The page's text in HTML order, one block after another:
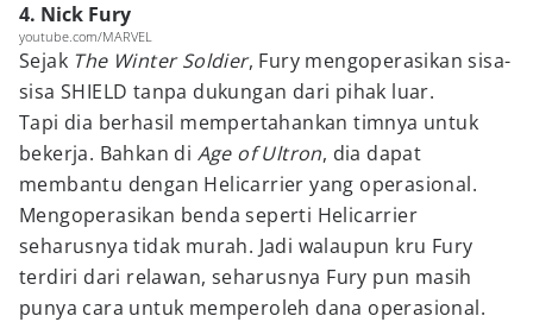
4. Nick Fury
youtube.com/MARVEL
Sejak The Winter Soldier, Fury mengoperasikan sisa-
sisa SHIELD tanpa dukungan dari pihak luar.
Tapi dia berhasil mempertahankan timnya untuk
bekerja. Bahkan di Age of Ultron, dia dapat
membantu dengan Helicarrier yang operasional.
Mengoperasikan benda seperti Helicarrier
seharusnya tidak murah. Jadi walaupun kru Fury
terdiri dari relawan, seharusnya Fury pun masih
punya cara untuk memperoleh dana operasional.